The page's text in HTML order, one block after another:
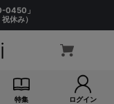
0450 」
休み）
特集 ログイン